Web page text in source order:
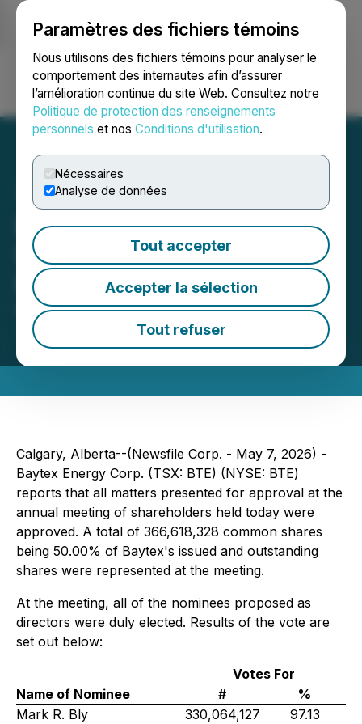
Paramètres des fichiers témoins
Nous utilisons des fichiers témoins pour analyser le
comportement des internautes afin d’assurer
l’amélioration continue du site Web. Consultez notre
Politique de protection des renseignements
personnels et nos Conditions d'utilisation.
Nécessaires
Analyse de données
Tout accepter
Accepter la sélection
Tout refuser
Ouvrir une session Recherche English
Baytex Reports
Shareholder Meeting
Results
May 07, 2026 7:15 PM EDT | Source:Baytex Energy
Corp.
Calgary, Alberta--(Newsfile Corp. - May 7, 2026) -
Baytex Energy Corp. (TSX: BTE) (NYSE: BTE)
reports that all matters presented for approval at the
annual meeting of shareholders held today were
approved. A total of 366,618,328 common shares
being 50.00% of Baytex's issued and outstanding
shares were represented at the meeting.
At the meeting, all of the nominees proposed as
directors were duly elected. Results of the vote are
set out below:
Votes For
Name of Nominee
#
%
Mark R. Bly
330,064,127
97.13